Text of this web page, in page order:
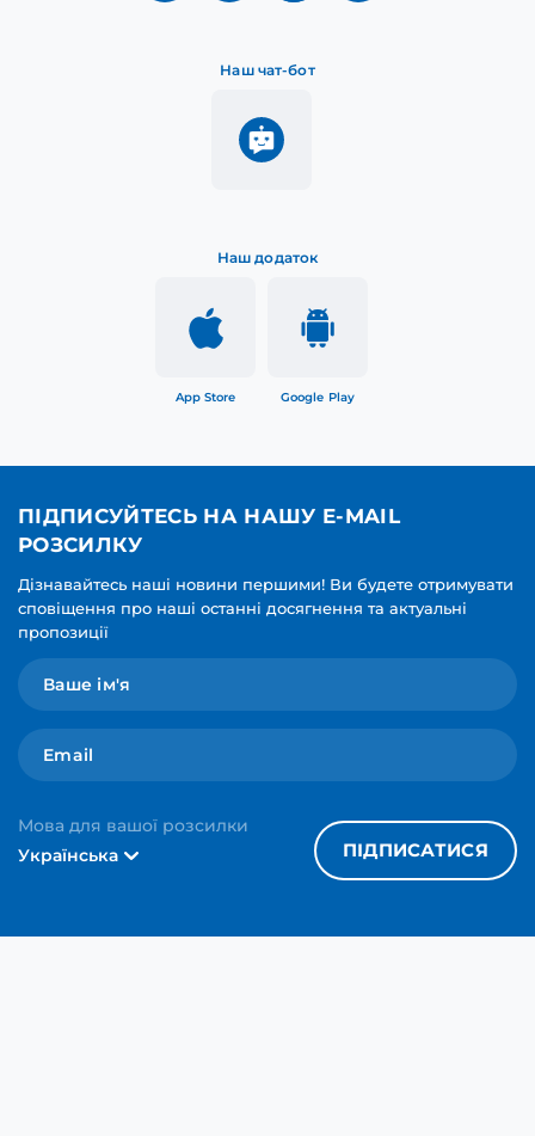
Наш додаток
App Store Google Play
Наш чат-бот
ПІДПИСУЙТЕСЬ НА НАШУ E-MAIL
РОЗСИЛКУ
Дізнавайтесь наші новини першими! Ви будете отримувати
сповіщення про наші останні досягнення та актуальні
пропозиції
Мова для вашої розсилки
Українська
ПІДПИСАТИСЯ